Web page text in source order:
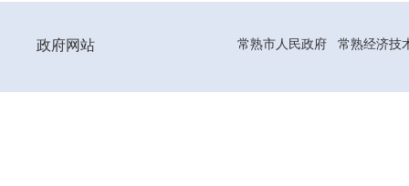
政府网站 常熟市人民政府 常熟经济技